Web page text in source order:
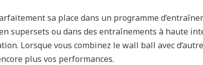
sa place dans un programme
supersets ou dans des entraînements à haute
Lorsque vous combinez le wall ball avec
plus vos performances.